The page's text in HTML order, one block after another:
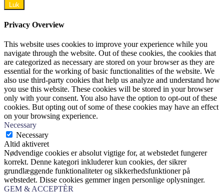
Luk
Privacy Overview
This website uses cookies to improve your experience while you
navigate through the website. Out of these cookies, the cookies that
are categorized as necessary are stored on your browser as they are
essential for the working of basic functionalities of the website. We
also use third-party cookies that help us analyze and understand how
you use this website. These cookies will be stored in your browser
only with your consent. You also have the option to opt-out of these
cookies. But opting out of some of these cookies may have an effect
on your browsing experience.
Necessary
Necessary
Altid aktiveret
Nødvendige cookies er absolut vigtige for, at webstedet fungerer
korrekt. Denne kategori inkluderer kun cookies, der sikrer
grundlæggende funktionaliteter og sikkerhedsfunktioner på
webstedet. Disse cookies gemmer ingen personlige oplysninger.
GEM & ACCEPTÈR